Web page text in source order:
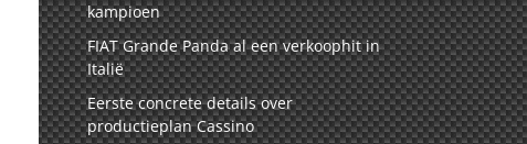
kampioen
FIAT Grande Panda al een verkoophit in
Italië
Eerste concrete details over
productieplan Cassino